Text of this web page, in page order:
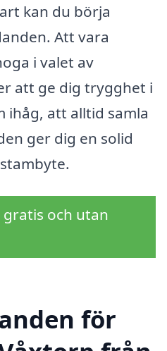
kan du börja
Att vara
i valet av
att ge dig trygghet i
ihåg, att alltid samla
ger dig en solid
gratis och utan
för